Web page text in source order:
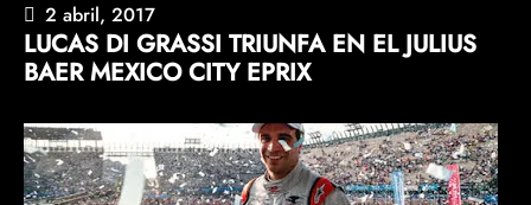
2 abril, 2017
LUCAS DI GRASSI TRIUNFA EN EL JULIUS
BAER MEXICO CITY EPRIX